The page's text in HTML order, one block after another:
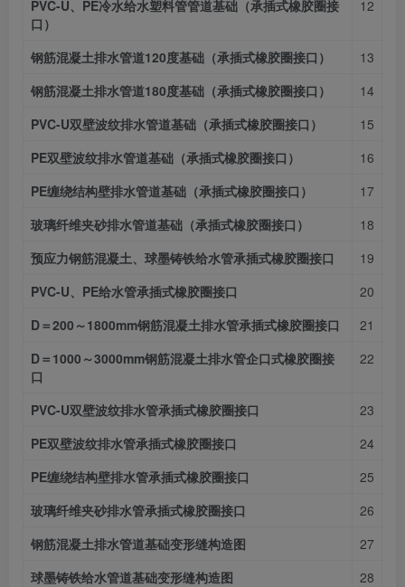
PVC-U、PE冷水给水塑料管管道基础（承插式橡胶圈接
口）
12
钢筋混凝土排水管道120度基础（承插式橡胶圈接口）
13
钢筋混凝土排水管道180度基础（承插式橡胶圈接口）
14
PVC-U双壁波纹排水管道基础（承插式橡胶圈接口）
15
PE双壁波纹排水管道基础（承插式橡胶圈接口）
16
PE缠绕结构壁排水管道基础（承插式橡胶圈接口）
17
玻璃纤维夹砂排水管道基础（承插式橡胶圈接口）
18
预应力钢筋混凝土、球墨铸铁给水管承插式橡胶圈接口
19
PVC-U、PE给水管承插式橡胶圈接口
20
D＝200～1800mm钢筋混凝土排水管承插式橡胶圈接口
21
D＝1000～3000mm钢筋混凝土排水管企口式橡胶圈接
口
22
PVC-U双壁波纹排水管承插式橡胶圈接口
23
PE双壁波纹排水管承插式橡胶圈接口
24
PE缠绕结构壁排水管承插式橡胶圈接口
25
玻璃纤维夹砂排水管承插式橡胶圈接口
26
钢筋混凝土排水管道基础变形缝构造图
27
球墨铸铁给水管道基础变形缝构造图
28